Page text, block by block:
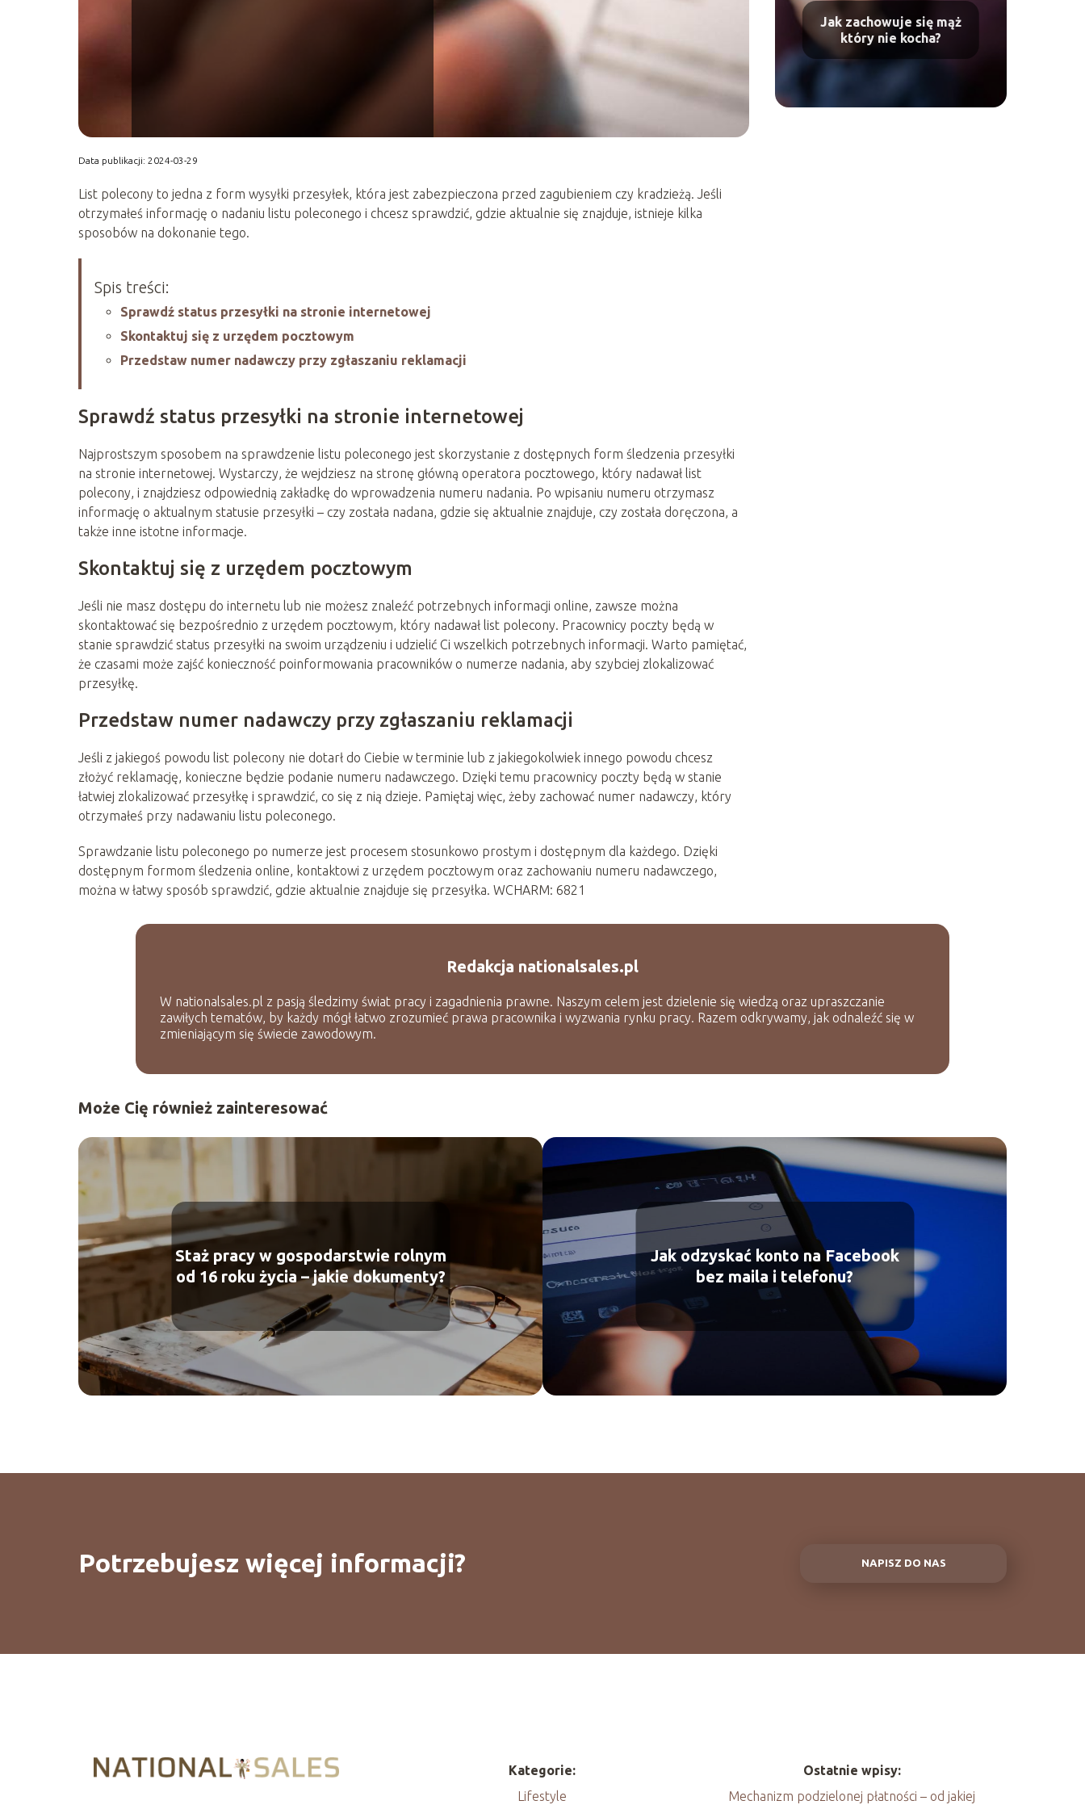
Data publikacji: 2024-03-29
List polecony to jedna z form wysyłki przesyłek, która jest zabezpieczona przed zagubieniem czy kradzieżą. Jeśli
otrzymałeś informację o nadaniu listu poleconego i chcesz sprawdzić, gdzie aktualnie się znajduje, istnieje kilka
sposobów na dokonanie tego.
Spis treści:
Sprawdź status przesyłki na stronie internetowej
Skontaktuj się z urzędem pocztowym
Przedstaw numer nadawczy przy zgłaszaniu reklamacji
Sprawdź status przesyłki na stronie internetowej
Najprostszym sposobem na sprawdzenie listu poleconego jest skorzystanie z dostępnych form śledzenia przesyłki
na stronie internetowej. Wystarczy, że wejdziesz na stronę główną operatora pocztowego, który nadawał list
polecony, i znajdziesz odpowiednią zakładkę do wprowadzenia numeru nadania. Po wpisaniu numeru otrzymasz
informację o aktualnym statusie przesyłki – czy została nadana, gdzie się aktualnie znajduje, czy została doręczona, a
także inne istotne informacje.
Skontaktuj się z urzędem pocztowym
Jeśli nie masz dostępu do internetu lub nie możesz znaleźć potrzebnych informacji online, zawsze można
skontaktować się bezpośrednio z urzędem pocztowym, który nadawał list polecony. Pracownicy poczty będą w
stanie sprawdzić status przesyłki na swoim urządzeniu i udzielić Ci wszelkich potrzebnych informacji. Warto pamiętać,
że czasami może zajść konieczność poinformowania pracowników o numerze nadania, aby szybciej zlokalizować
przesyłkę.
Przedstaw numer nadawczy przy zgłaszaniu reklamacji
Jeśli z jakiegoś powodu list polecony nie dotarł do Ciebie w terminie lub z jakiegokolwiek innego powodu chcesz
złożyć reklamację, konieczne będzie podanie numeru nadawczego. Dzięki temu pracownicy poczty będą w stanie
łatwiej zlokalizować przesyłkę i sprawdzić, co się z nią dzieje. Pamiętaj więc, żeby zachować numer nadawczy, który
otrzymałeś przy nadawaniu listu poleconego.
Sprawdzanie listu poleconego po numerze jest procesem stosunkowo prostym i dostępnym dla każdego. Dzięki
dostępnym formom śledzenia online, kontaktowi z urzędem pocztowym oraz zachowaniu numeru nadawczego,
można w łatwy sposób sprawdzić, gdzie aktualnie znajduje się przesyłka. WCHARM: 6821
Jak zachowuje się mąż
który nie kocha?
Redakcja nationalsales.pl
W nationalsales.pl z pasją śledzimy świat pracy i zagadnienia prawne. Naszym celem jest dzielenie się wiedzą oraz upraszczanie
zawiłych tematów, by każdy mógł łatwo zrozumieć prawa pracownika i wyzwania rynku pracy. Razem odkrywamy, jak odnaleźć się w
zmieniającym się świecie zawodowym.
Może Cię również zainteresować
Staż pracy w gospodarstwie rolnym
od 16 roku życia – jakie dokumenty?
Jak odzyskać konto na Facebook
bez maila i telefonu?
Potrzebujesz więcej informacji? NAPISZ DO NAS
Kategorie:
Lifestyle
Ostatnie wpisy:
Mechanizm podzielonej płatności – od jakiej